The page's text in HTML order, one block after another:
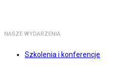
NASZE WYDARZENIA
Szkolenia i konferencje